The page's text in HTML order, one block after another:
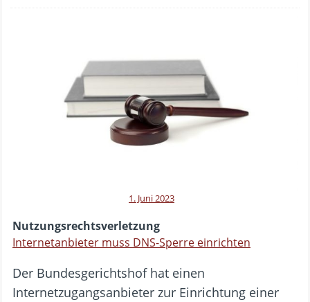
1. Juni 2023
Nutzungsrechtsverletzung
Internetanbieter muss DNS-Sperre einrichten
Der Bundesgerichtshof hat einen
Internetzugangsanbieter zur Einrichtung einer